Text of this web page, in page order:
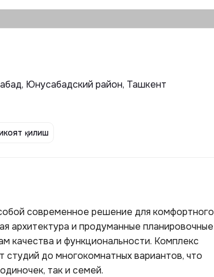
Юнусабадский район, Ташкент
қилиш
современное решение для комфортного
архитектура и продуманные планировочные
качества и функциональности. Комплекс
студий до многокомнатных вариантов, что
так и семей.